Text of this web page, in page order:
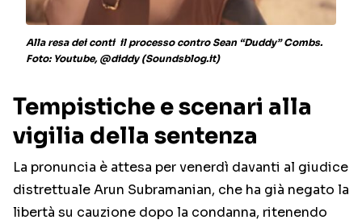
Alla resa dei conti il processo contro Sean “Duddy” Combs.
Foto: Youtube, @diddy (Soundsblog.it)
Tempistiche e scenari alla
vigilia della sentenza
La pronuncia è attesa per venerdì davanti al giudice
distrettuale Arun Subramanian, che ha già negato la
libertà su cauzione dopo la condanna, ritenendo